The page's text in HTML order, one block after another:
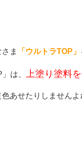
ま 「ウルトラTOP」
は、 上塗り塗料
あせたりしませんよ